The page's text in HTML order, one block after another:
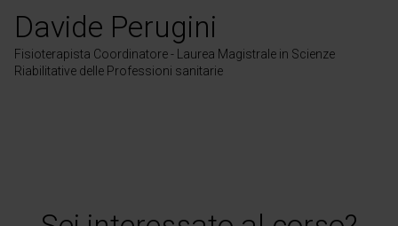
Davide Perugini
Fisioterapista Coordinatore - Laurea Magistrale in Scienze
Riabilitative delle Professioni sanitarie